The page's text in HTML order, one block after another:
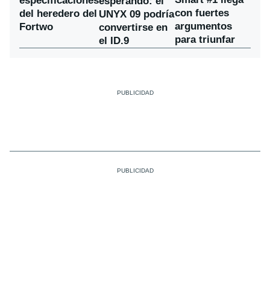
del heredero del
Fortwo
UNYX 09 podría
convertirse en
el ID.9
con fuertes
argumentos
para triunfar